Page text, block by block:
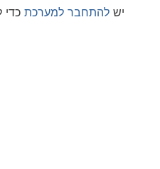
למערכתכדי לכתוב תגובה.